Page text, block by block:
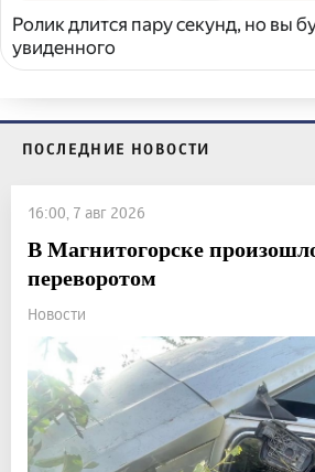
Ролик длится пару секунд, но вы
увиденного
ПОСЛЕДНИЕ НОВОСТИ
16:00, 7 авг 2026
В Магнитогорске
переворотом
Новости